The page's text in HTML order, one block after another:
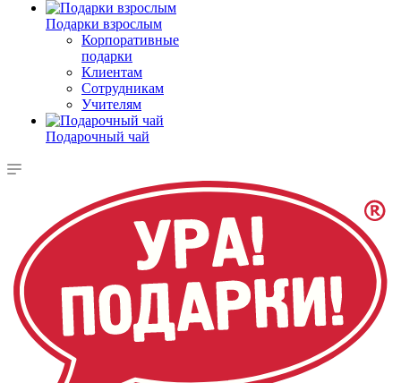
Подарки взрослым
Корпоративные
подарки
Клиентам
Сотрудникам
Учителям
Подарочный чай